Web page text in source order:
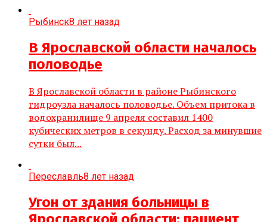
Рыбинск8 лет назад
В Ярославской области началось
половодье
В Ярославской области в районе Рыбинского
гидроузла началось половодье. Объем притока в
водохранилище 9 апреля составил 1400
кубических метров в секунду. Расход за минувшие
сутки был...
Переславль8 лет назад
Угон от здания больницы в